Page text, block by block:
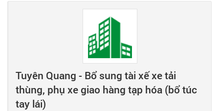
Tuyên Quang - Bổ sung tài xế xe tải
thùng, phụ xe giao hàng tạp hóa (bổ túc
tay lái)